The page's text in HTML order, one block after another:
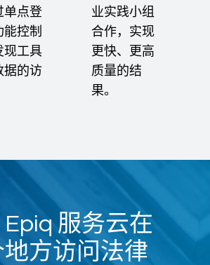
单点登
能控制
现工具
据的访
业实践小组
合作，实现
更快、更高
质量的结
果。
Epiq 服务云在
方访问法律